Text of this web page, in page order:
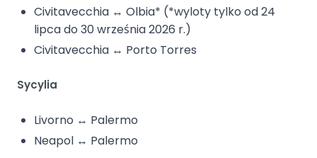
Civitavecchia ↔ Olbia* (*wyloty tylko od 24
lipca do 30 września 2026 r.)
Civitavecchia ↔ Porto Torres
Sycylia
Livorno ↔ Palermo
Neapol ↔ Palermo